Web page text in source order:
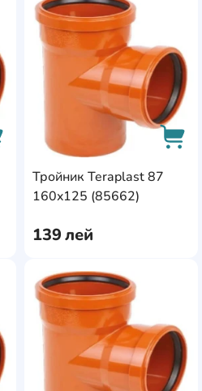
AddCardToFavourite
AddCardToCart
Тройник Teraplast 87
160x125 (85662)
139лей
AddCardToFavourite